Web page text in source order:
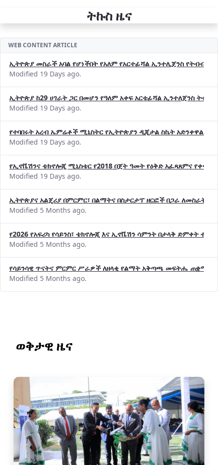
ትኩስ ዜና
WEB CONTENT ARTICLE
ኢትዮጵያ መስራች አባል የሆነችበት የአለም የአርተፊሻል ኢንተሊጀንስ የትብብር
Modified 19 Days ago.
ኢትዮጵያ ከ29 ሀገራት ጋር በመሆን የዓለም አቀፍ አርቴፊሻል ኢንተለጀንስ
Modified 19 Days ago.
የተባበሩት አረብ ኤምሬቶች ሚኒስትር የኢትዮጵያን ዲጂታል ስኬት አድንቀዋል
Modified 19 Days ago.
የኢኖቬሽንና ቴክኖሎጂ ሚኒስቴር የ2018 በጀት ዓመት የዕቅድ አፈጻጸምና
Modified 19 Days ago.
ኢትዮጵያና አልጄሪያ በምርምር፣ በልማትና በስታርታፕ ዘርፎች በጋራ ለመስራት
Modified 5 Months ago.
የ2026 የአፍሪካ የሳይንስ፣ ቴክኖሎጂ እና ኢኖቬሽን ሳምንት በታላቅ ድምቀት
Modified 5 Months ago.
የሳይንሳዊ ጥናትና ምርምር ሥራዎች ለዘላቂ የልማት አቅጣጫ መፍትሔ ጠቋሚ
Modified 5 Months ago.
ወቅታዊ ዜና